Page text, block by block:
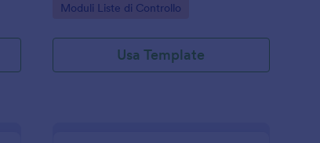
la raccolta dati e le risposte in Jotform.
Go to Category:
Moduli Liste di Controllo
Usa Template